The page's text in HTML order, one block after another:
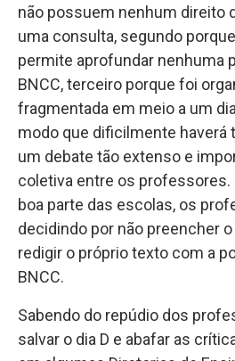
não possuem nenhum direito
uma consulta, segundo
permite aprofundar nenhuma
BNCC, terceiro porque foi
fragmentada em meio a um
modo que dificilmente haverá
um debate tão extenso e
coletiva entre os professores.
boa parte das escolas, os
decidindo por não preencher
redigir o próprio texto com a
BNCC.
Sabendo do repúdio dos
salvar o dia D e abafar as